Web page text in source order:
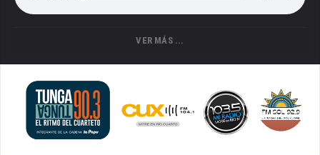
VER MÁS ...